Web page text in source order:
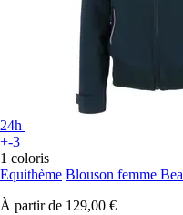
24h
+-3
1 coloris
Equithème Blouson femme Bea
À partir de 129,00 €